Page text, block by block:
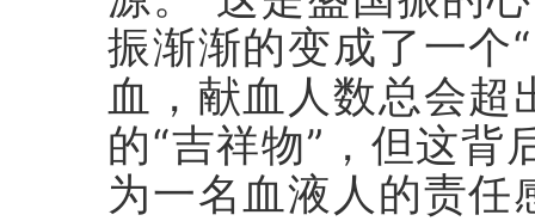
振渐渐的变成了一个
血，献血人数总会
的“吉祥物”，但这背
为一名血液人的责任